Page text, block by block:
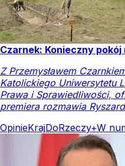
Czarnek: Konieczny
Z Przemysławem
Katolickiego Uniwersytetu
Prawa i Sprawiedliwości,
premiera rozmawia
OpinieKrajDoRzeczy+W